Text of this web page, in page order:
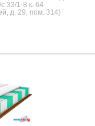
33/1-8 к. 64
д. 29, пом. 314)